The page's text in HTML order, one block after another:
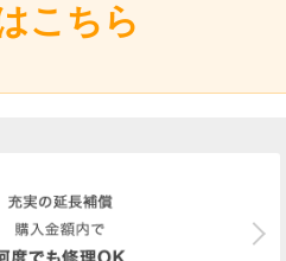
こちら